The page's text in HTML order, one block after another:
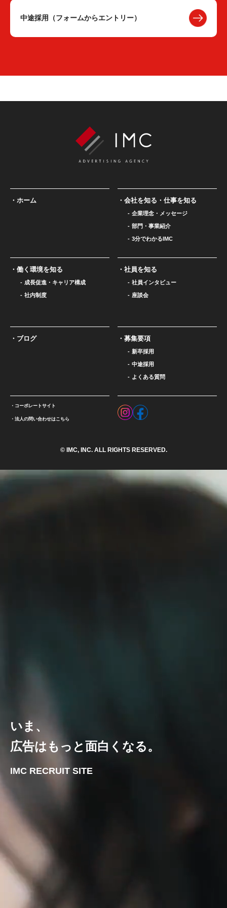
中途採用（フォームからエントリー）
ホーム 会社を知る・仕事を知る
企業理念・メッセージ
部門・事業紹介
3分でわかるIMC
働く環境を知る
成長促進・キャリア構成
社内制度
社員を知る
社員インタビュー
座談会
ブログ 募集要項
新卒採用
中途採用
よくある質問
コーポレートサイト
法人の問い合わせはこちら
© IMC, INC. ALL RIGHTS RESERVED.
いま、
広告はもっと面白くなる。
IMC RECRUIT SITE